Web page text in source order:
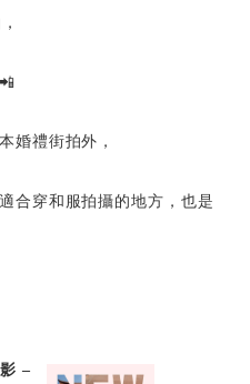
婚禮街拍外，
合穿和服拍攝的地方，也是
–